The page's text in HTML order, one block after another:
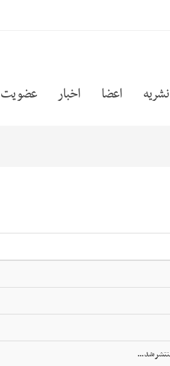
نشریه اعضا اخبار عضویت